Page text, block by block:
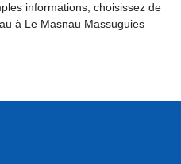
informations, choisissez de
à Le Masnau Massuguies